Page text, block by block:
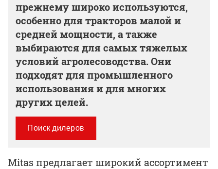
прежнему широко используются,
особенно для тракторов малой и
средней мощности, а также
выбираются для самых тяжелых
условий агролесоводства. Они
подходят для промышленного
использования и для многих
других целей.
Поиск дилеров
Mitas предлагает широкий ассортимент